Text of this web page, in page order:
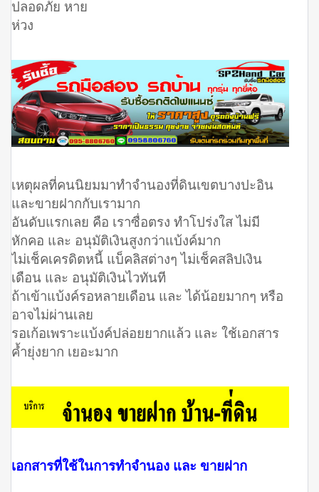
ปลอดภัย หาย
ห่วง
เหตุผลที่คนนิยมมาทำจำนองที่ดินเขตบางปะอิน
และขายฝากกับเรามาก
อันดับแรกเลย คือ เราซื่อตรง ทำโปร่งใส ไม่มี
หักคอ และ อนุมัติเงินสูงกว่าแบ้งค์มาก
ไม่เช็คเครดิตหนี้ แบ็คลิสต่างๆ ไม่เช็คสลิปเงิน
เดือน และ อนุมัติเงินไวทันที
ถ้าเข้าแบ้งค์รอหลายเดือน และ ได้น้อยมากๆ หรือ
อาจไม่ผ่านเลย
รอเก้อเพราะแบ้งค์ปล่อยยากแล้ว และ ใช้เอกสาร
ค้ำยุ่งยาก เยอะมาก
เอกสารที่ใช้ในการทำจำนอง และ ขายฝาก